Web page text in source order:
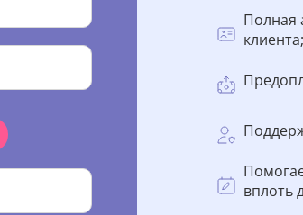
Полная
клиента;
вплоть